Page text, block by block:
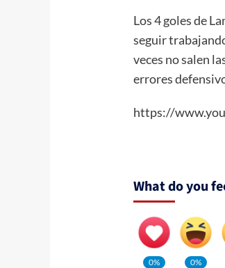
Los 4 goles de
seguir
veces no salen
errores
https://
What do you
0%
0%